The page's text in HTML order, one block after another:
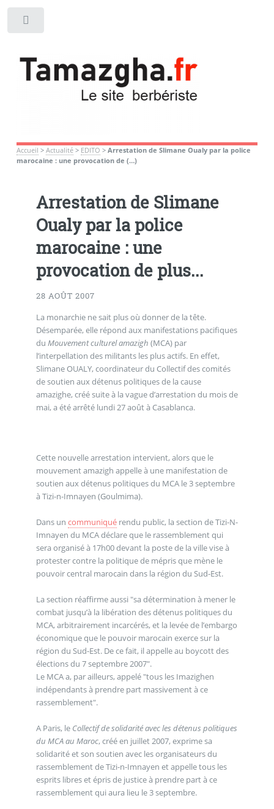
Accueil > Actualité> EDITO > Arrestation de Slimane Oualy par la police
marocaine : une provocation de (…)
Arrestation de Slimane
Oualy par la police
marocaine : une
provocation de plus...
28 AOÛT 2007
La monarchie ne sait plus où donner de la tête.
Désemparée, elle répond aux manifestations pacifiques
du Mouvement culturel amazigh (MCA) par
l’interpellation des militants les plus actifs. En effet,
Slimane OUALY, coordinateur du Collectif des comités
de soutien aux détenus politiques de la cause
amazighe, créé suite à la vague d’arrestation du mois de
mai, a été arrêté lundi 27 août à Casablanca.
Cette nouvelle arrestation intervient, alors que le
mouvement amazigh appelle à une manifestation de
soutien aux détenus politiques du MCA le 3 septembre
à Tizi-n-Imnayen (Goulmima).
Dans un communiquérendu public, la section de Tizi-N-
Imnayen du MCA déclare que le rassemblement qui
sera organisé à 17h00 devant la poste de la ville vise à
protester contre la politique de mépris que mène le
pouvoir central marocain dans la région du Sud-Est.
La section réaffirme aussi "sa détermination à mener le
combat jusqu’à la libération des détenus politiques du
MCA, arbitrairement incarcérés, et la levée de l’embargo
économique que le pouvoir marocain exerce sur la
région du Sud-Est. De ce fait, il appelle au boycott des
élections du 7 septembre 2007".
Le MCA a, par ailleurs, appelé "tous les Imazighen
indépendants à prendre part massivement à ce
rassemblement".
A Paris, leCollectif de solidarité avec les détenus politiques
du MCA au Maroc, créé en juillet 2007, exprime sa
solidarité et son soutien avec les organisateurs du
rassemblement de Tizi-n-Imnayen et appelle tous les
esprits libres et épris de justice à prendre part à ce
rassemblement qui aura lieu le 3 septembre.